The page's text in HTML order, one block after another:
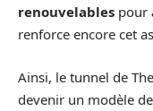
renouvelables pour
renforce encore cet
Ainsi, le tunnel de
devenir un modèle de